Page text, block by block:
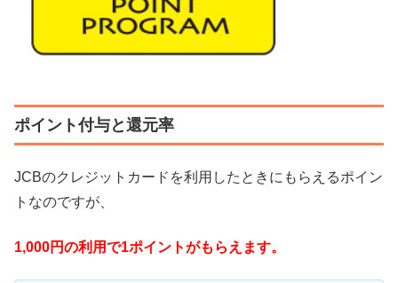
ポイント付与と還元率
JCBのクレジットカードを利用したときにもらえるポイン
トなのですが、
1,000円の利用で1ポイントがもらえます。